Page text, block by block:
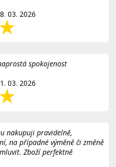
03. 2026
spokojenost
03. 2026
nakupuji pravidelně,
na případné výměně či změně
Zboží perfektně